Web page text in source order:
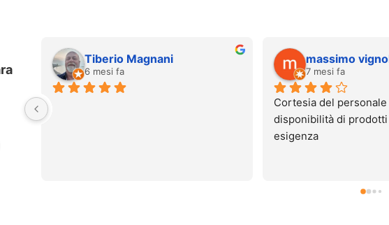
Tiberio Magnani
6 mesi fa
massimo vignoli
7 mesi fa
Cortesia del personale
disponibilità di prodotti
esigenza